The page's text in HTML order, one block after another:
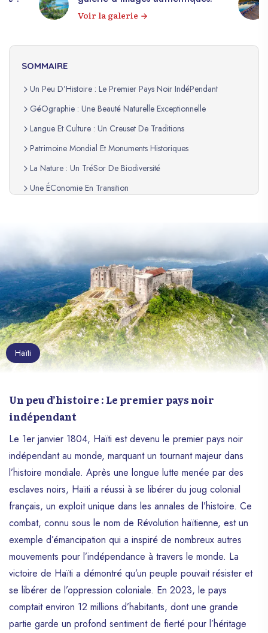
Voir la galerie
SOMMAIRE
Un Peu D’Histoire : Le Premier Pays Noir IndéPendant
GéOgraphie : Une Beauté Naturelle Exceptionnelle
Langue Et Culture : Un Creuset De Traditions
Patrimoine Mondial Et Monuments Historiques
La Nature : Un TréSor De Biodiversité
Une ÉConomie En Transition
Haïti
Un peu d’histoire : Le premier pays noir
indépendant
Le 1er janvier 1804, Haïti est devenu le premier pays noir
indépendant au monde, marquant un tournant majeur dans
l’histoire mondiale. Après une longue lutte menée par des
esclaves noirs, Haïti a réussi à se libérer du joug colonial
français, un exploit unique dans les annales de l’histoire. Ce
combat, connu sous le nom de Révolution haïtienne, est un
exemple d’émancipation qui a inspiré de nombreux autres
mouvements pour l’indépendance à travers le monde. La
victoire de Haïti a démontré qu’un peuple pouvait résister et
se libérer de l’oppression coloniale. En 2023, le pays
comptait environ 12 millions d’habitants, dont une grande
partie garde un profond sentiment de fierté pour l’héritage